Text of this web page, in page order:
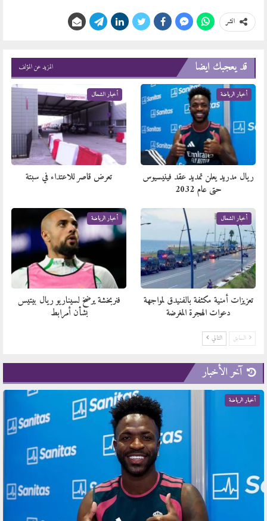
انشر
قد يعجبك ايضا المزيد عن المؤلف
أخبار الرياضة
ريال مدريد يعلن تمديد عقد فينيسيوس
حتى عام 2032
أخبار الشمال
تعرض قاصر للاعتداء في سبتة
أخبار الشمال
تعزيزات أمنية مكثفة بالفنيدق لمواجهة
دعوات الهجرة المغرضة
أخبار الرياضة
فنربخشة يرضخ لسيناريو ريال بيتيس
بشأن أمرابط
السابق التالي
آخر الأخبار
أخبار الرياضة